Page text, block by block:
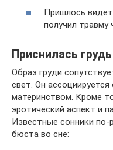
Пришлось
получил травму
Приснилась грудь
Образ груди
свет. Он
материнством. Кроме
эротический аспект и
Известные сонники по-
бюста во сне: